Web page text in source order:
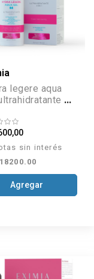
legere aqua
3
sin interés
Agregar